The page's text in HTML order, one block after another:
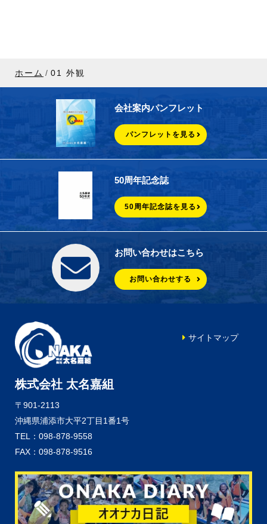
ホーム 01 外観
会社案内パンフレット
パンフレットを見る
50周年記念誌
50周年記念誌を見る
お問い合わせはこちら
お問い合わせする
株式会社 太名嘉組
〒901-2113
沖縄県浦添市大平2丁目1番1号
TEL：098-878-9558
FAX：098-878-9516
サイトマップ